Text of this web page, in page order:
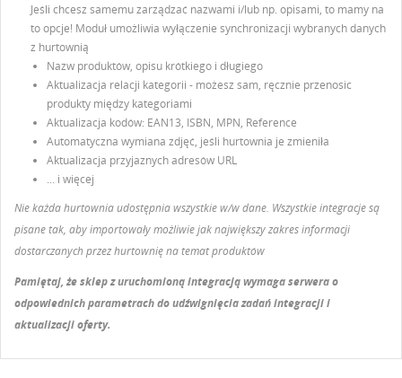
Jeśli chcesz samemu zarządzać nazwami i/lub np. opisami, to mamy na
to opcje! Moduł umożliwia wyłączenie synchronizacji wybranych danych
z hurtownią
Nazw produktów, opisu krótkiego i długiego
Aktualizacja relacji kategorii - możesz sam, ręcznie przenosic
produkty między kategoriami
Aktualizacja kodów: EAN13, ISBN, MPN, Reference
Automatyczna wymiana zdjęć, jeśli hurtownia je zmieniła
Aktualizacja przyjaznych adresów URL
... i więcej
Nie każda hurtownia udostępnia wszystkie w/w dane. Wszystkie integracje są
pisane tak, aby importowały możliwie jak największy zakres informacji
dostarczanych przez hurtownię na temat produktów
Pamiętaj, że sklep z uruchomioną integracją wymaga serwera o
odpowiednich parametrach do udźwignięcia zadań integracji i
aktualizacji oferty.